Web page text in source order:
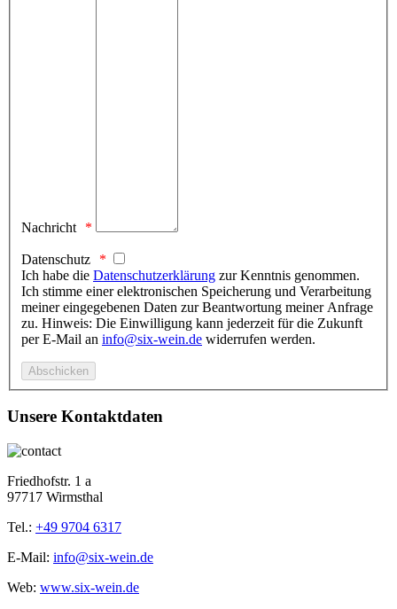
Nachricht
Datenschutz
Ich habe die Datenschutzerklärung zur Kenntnis genommen.
Ich stimme einer elektronischen Speicherung und Verarbeitung
meiner eingegebenen Daten zur Beantwortung meiner Anfrage
zu. Hinweis: Die Einwilligung kann jederzeit für die Zukunft
per E-Mail an info@six-wein.de widerrufen werden.
Unsere Kontaktdaten
Friedhofstr. 1 a
97717 Wirmsthal
Tel.: +49 9704 6317
E-Mail: info@six-wein.de
Web: www.six-wein.de